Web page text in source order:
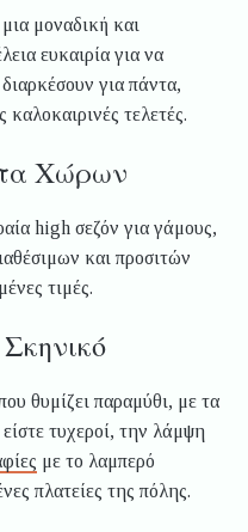
μοναδική και
ευκαιρία για να
για πάντα,
καλοκαιρινές τελετές.
Χώρων
high σεζόν για γάμους,
και προσιτών
τιμές.
θυμίζει παραμύθι, με τα
τυχεροί, την λάμψη
με το λαμπερό
πλατείες της πόλης.